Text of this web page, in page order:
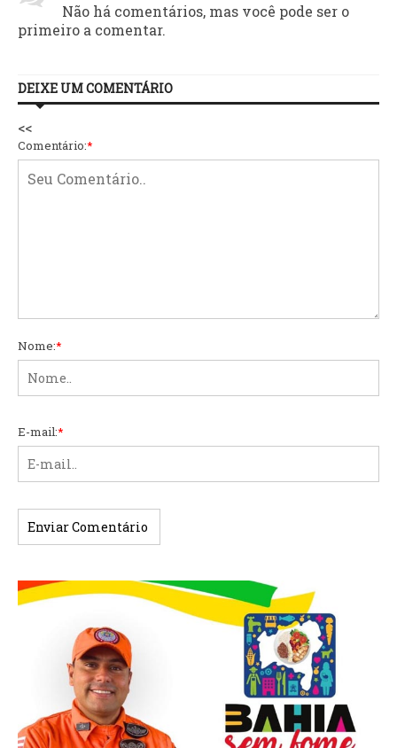
Não há comentários, mas você pode ser o
primeiro a comentar.
DEIXE UM COMENTÁRIO
<<
Comentário:*
Nome:*
E-mail:*